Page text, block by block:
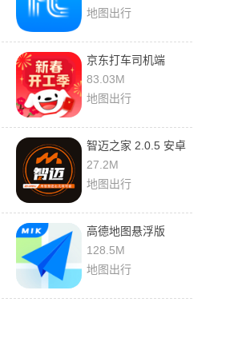
地图出行
京东打车司机端
15.9.0 手机版
83.03M
地图出行
智迈之家 2.0.5 安卓
版
27.2M
地图出行
高德地图悬浮版
9.1.0.600087 最新版
128.5M
地图出行